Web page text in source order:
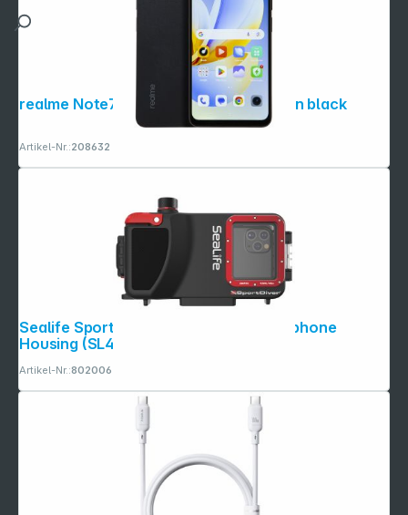
realme Note70T (4GB+128GB) obsidian black
Artikel-Nr.:208632
Sealife SportDiver Underwater Smartphone
Housing (SL400-U)
Artikel-Nr.:802006